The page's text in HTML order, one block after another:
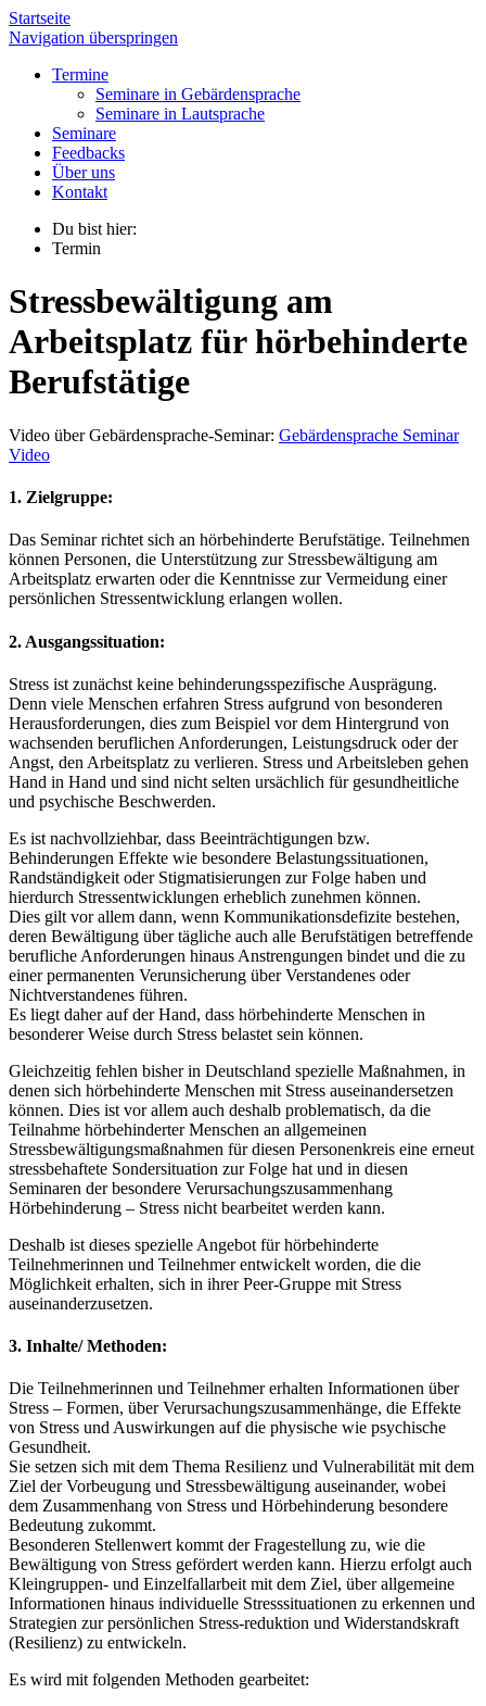
Startseite
Navigation überspringen
Termine
Seminare in Gebärdensprache
Seminare in Lautsprache
Seminare
Feedbacks
Über uns
Kontakt
Du bist hier:
Termin
Stressbewältigung am
Arbeitsplatz für hörbehinderte
Berufstätige
Video über Gebärdensprache-Seminar: Gebärdensprache Seminar
Video
1. Zielgruppe:
Das Seminar richtet sich an hörbehinderte Berufstätige. Teilnehmen
können Personen, die Unterstützung zur Stressbewältigung am
Arbeitsplatz erwarten oder die Kenntnisse zur Vermeidung einer
persönlichen Stressentwicklung erlangen wollen.
2. Ausgangssituation:
Stress ist zunächst keine behinderungsspezifische Ausprägung.
Denn viele Menschen erfahren Stress aufgrund von besonderen
Herausforderungen, dies zum Beispiel vor dem Hintergrund von
wachsenden beruflichen Anforderungen, Leistungsdruck oder der
Angst, den Arbeitsplatz zu verlieren. Stress und Arbeitsleben gehen
Hand in Hand und sind nicht selten ursächlich für gesundheitliche
und psychische Beschwerden.
Es ist nachvollziehbar, dass Beeinträchtigungen bzw.
Behinderungen Effekte wie besondere Belastungssituationen,
Randständigkeit oder Stigmatisierungen zur Folge haben und
hierdurch Stressentwicklungen erheblich zunehmen können.
Dies gilt vor allem dann, wenn Kommunikationsdefizite bestehen,
deren Bewältigung über tägliche auch alle Berufstätigen betreffende
berufliche Anforderungen hinaus Anstrengungen bindet und die zu
einer permanenten Verunsicherung über Verstandenes oder
Nichtverstandenes führen.
Es liegt daher auf der Hand, dass hörbehinderte Menschen in
besonderer Weise durch Stress belastet sein können.
Gleichzeitig fehlen bisher in Deutschland spezielle Maßnahmen, in
denen sich hörbehinderte Menschen mit Stress auseinandersetzen
können. Dies ist vor allem auch deshalb problematisch, da die
Teilnahme hörbehinderter Menschen an allgemeinen
Stressbewältigungsmaßnahmen für diesen Personenkreis eine erneut
stressbehaftete Sondersituation zur Folge hat und in diesen
Seminaren der besondere Verursachungszusammenhang
Hörbehinderung – Stress nicht bearbeitet werden kann.
Deshalb ist dieses spezielle Angebot für hörbehinderte
Teilnehmerinnen und Teilnehmer entwickelt worden, die die
Möglichkeit erhalten, sich in ihrer Peer-Gruppe mit Stress
auseinanderzusetzen.
3. Inhalte/ Methoden:
Die Teilnehmerinnen und Teilnehmer erhalten Informationen über
Stress – Formen, über Verursachungszusammenhänge, die Effekte
von Stress und Auswirkungen auf die physische wie psychische
Gesundheit.
Sie setzen sich mit dem Thema Resilienz und Vulnerabilität mit dem
Ziel der Vorbeugung und Stressbewältigung auseinander, wobei
dem Zusammenhang von Stress und Hörbehinderung besondere
Bedeutung zukommt.
Besonderen Stellenwert kommt der Fragestellung zu, wie die
Bewältigung von Stress gefördert werden kann. Hierzu erfolgt auch
Kleingruppen- und Einzelfallarbeit mit dem Ziel, über allgemeine
Informationen hinaus individuelle Stresssituationen zu erkennen und
Strategien zur persönlichen Stress-reduktion und Widerstandskraft
(Resilienz) zu entwickeln.
Es wird mit folgenden Methoden gearbeitet: